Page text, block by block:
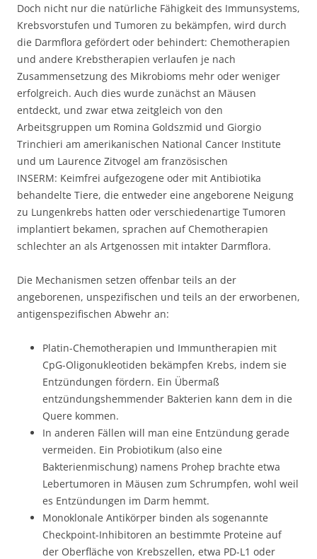
Doch nicht nur die natürliche Fähigkeit des Immunsystems,
Krebsvorstufen und Tumoren zu bekämpfen, wird durch
die Darmflora gefördert oder behindert: Chemotherapien
und andere Krebstherapien verlaufen je nach
Zusammensetzung des Mikrobioms mehr oder weniger
erfolgreich. Auch dies wurde zunächst an Mäusen
entdeckt, und zwar etwa zeitgleich von den
Arbeitsgruppen um Romina Goldszmid und Giorgio
Trinchieri am amerikanischen National Cancer Institute
und um Laurence Zitvogel am französischen
INSERM: Keimfrei aufgezogene oder mit Antibiotika
behandelte Tiere, die entweder eine angeborene Neigung
zu Lungenkrebs hatten oder verschiedenartige Tumoren
implantiert bekamen, sprachen auf Chemotherapien
schlechter an als Artgenossen mit intakter Darmflora.
Die Mechanismen setzen offenbar teils an der
angeborenen, unspezifischen und teils an der erworbenen,
antigenspezifischen Abwehr an:
Platin-Chemotherapien und Immuntherapien mit
CpG-Oligonukleotiden bekämpfen Krebs, indem sie
Entzündungen fördern. Ein Übermaß
entzündungshemmender Bakterien kann dem in die
Quere kommen.
In anderen Fällen will man eine Entzündung gerade
vermeiden. Ein Probiotikum (also eine
Bakterienmischung) namens Prohep brachte etwa
Lebertumoren in Mäusen zum Schrumpfen, wohl weil
es Entzündungen im Darm hemmt.
Monoklonale Antikörper binden als sogenannte
Checkpoint-Inhibitoren an bestimmte Proteine auf
der Oberfläche von Krebszellen, etwa PD-L1 oder